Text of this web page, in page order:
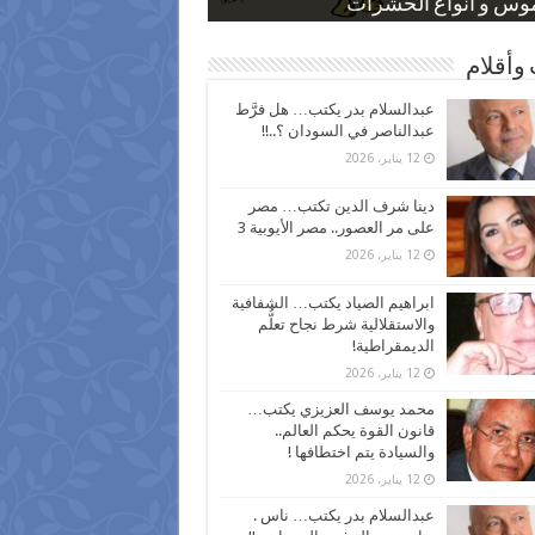
و أنواع الحشرات
بعد ارتفاع الأسعار
نسبة الطلاق في مصر
كاركاتيرية
كاركاتيرية
وأقلام
عبدالسلام بدر يكتب… هل فرَّط
عبدالناصر في السودان ؟..!!
12 يناير، 2026
دينا شرف الدين تكتب… مصر
على مر العصور.. مصر الأيوبية 3
12 يناير، 2026
ابراهيم الصياد يكتب… الشفافية
والاستقلالية شرط نجاح تعلُّم
الديمقراطية!
12 يناير، 2026
محمد يوسف العزيزي يكتب…
قانون القوة يحكم العالم..
والسيادة يتم اختطافها !
12 يناير، 2026
عبدالسلام بدر يكتب… ناس .